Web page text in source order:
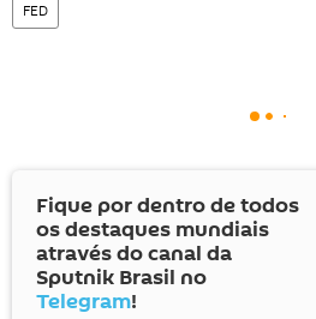
FED
Fique por dentro de todos
os destaques mundiais
através do canal da
Sputnik Brasil no
Telegram!